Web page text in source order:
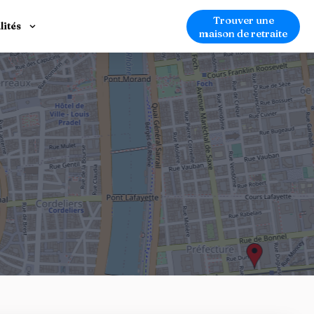
Trouver une
maison de retraite